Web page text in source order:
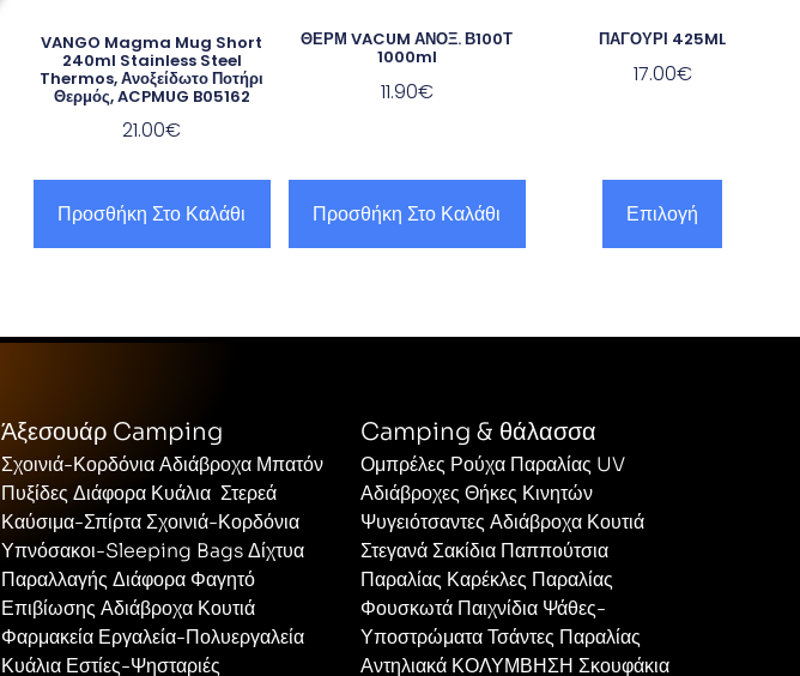
VANGO Magma Mug Short
240ml Stainless Steel
Thermos, Ανοξείδωτο Ποτήρι
Θερμός, ACPMUG B05162
21.00€
Προσθήκη Στο Καλάθι
ΘΕΡΜ VACUM ΑΝΟΞ. Β100Τ
1000ml
11.90€
Προσθήκη Στο Καλάθι
ΠΑΓΟΥΡΙ 425ML
17.00€
Επιλογή
Άξεσουάρ Camping
Σχοινιά-Κορδόνια Αδιάβροχα Μπατόν
Πυξίδες Διάφορα Κυάλια Στερεά
Καύσιμα-Σπίρτα Σχοινιά-Κορδόνια
Υπνόσακοι-Sleeping Bags Δίχτυα
Παραλλαγής Διάφορα Φαγητό
Επιβίωσης Αδιάβροχα Κουτιά
Φαρμακεία Εργαλεία-Πολυεργαλεία
Κυάλια Εστίες-Ψησταριές
Camping & θάλασσα
Ομπρέλες Ρούχα Παραλίας UV
Αδιάβροχες Θήκες Κινητών
Ψυγειότσαντες Αδιάβροχα Κουτιά
Στεγανά Σακίδια Παππούτσια
Παραλίας Καρέκλες Παραλίας
Φουσκωτά Παιχνίδια Ψάθες-
Υποστρώματα Τσάντες Παραλίας
Αντηλιακά ΚΟΛΥΜΒΗΣΗ Σκουφάκια